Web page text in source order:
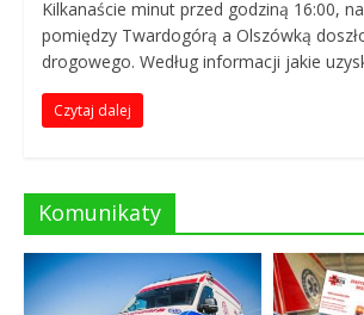
a
R
a
t
Kilkanaście minut przed godziną 16:00,
pomiędzy Twardogórą a Olszówką
drogowego. Według informacji jakie
Czytaj dalej
Komunikaty